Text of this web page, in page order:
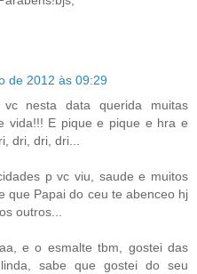
de 2012 às 09:29
nesta data querida muitas
vida!!! E pique e pique e hra e
dri, dri, dri...
p vc viu, saude e muitos
que Papai do ceu te abenceo hj
outros...
e o esmalte tbm, gostei das
sabe que gostei do seu